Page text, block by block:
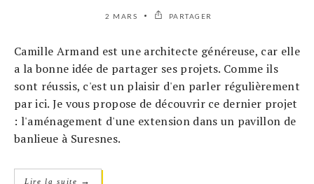
2 MARS PARTAGER
Camille Armand est une architecte généreuse, car elle
a la bonne idée de partager ses projets. Comme ils
sont réussis, c'est un plaisir d'en parler régulièrement
par ici. Je vous propose de découvrir ce dernier projet
: l'aménagement d'une extension dans un pavillon de
banlieue à Suresnes.
Lire la suite →